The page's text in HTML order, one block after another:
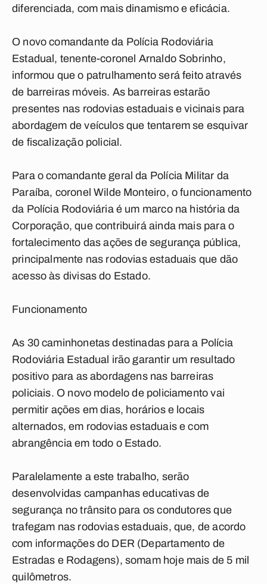
diferenciada, com mais dinamismo e eficácia.
O novo comandante da Polícia Rodoviária
Estadual, tenente-coronel Arnaldo Sobrinho,
informou que o patrulhamento será feito através
de barreiras móveis. As barreiras estarão
presentes nas rodovias estaduais e vicinais para
abordagem de veículos que tentarem se esquivar
de fiscalização policial.
Para o comandante geral da Polícia Militar da
Paraíba, coronel Wilde Monteiro, o funcionamento
da Polícia Rodoviária é um marco na história da
Corporação, que contribuirá ainda mais para o
fortalecimento das ações de segurança pública,
principalmente nas rodovias estaduais que dão
acesso às divisas do Estado.
Funcionamento
As 30 caminhonetas destinadas para a Polícia
Rodoviária Estadual irão garantir um resultado
positivo para as abordagens nas barreiras
policiais. O novo modelo de policiamento vai
permitir ações em dias, horários e locais
alternados, em rodovias estaduais e com
abrangência em todo o Estado.
Paralelamente a este trabalho, serão
desenvolvidas campanhas educativas de
segurança no trânsito para os condutores que
trafegam nas rodovias estaduais, que, de acordo
com informações do DER (Departamento de
Estradas e Rodagens), somam hoje mais de 5 mil
quilômetros.